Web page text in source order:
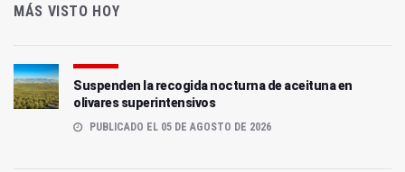
MÁS VISTO HOY
Suspenden la recogida nocturna de aceituna en
olivares superintensivos
PUBLICADO EL 05 DE AGOSTO DE 2026